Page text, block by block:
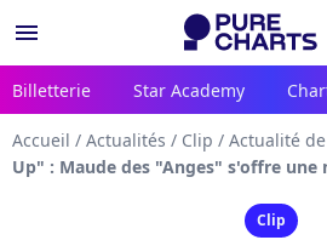
menu
Billetterie Star Academy
Accueil / Actualités / Clip / Actualité
Up" : Maude des "Anges" s'offre une
Clip